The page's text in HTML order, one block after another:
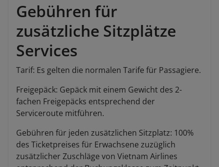
Gebühren für
zusätzliche Sitzplätze
Services
Tarif: Es gelten die normalen Tarife für Passagiere.
Freigepäck: Gepäck mit einem Gewicht des 2-
fachen Freigepäcks entsprechend der
Serviceroute mitführen.
Gebühren für jeden zusätzlichen Sitzplatz: 100%
des Ticketpreises für Erwachsene zuzüglich
zusätzlicher Zuschläge von Vietnam Airlines